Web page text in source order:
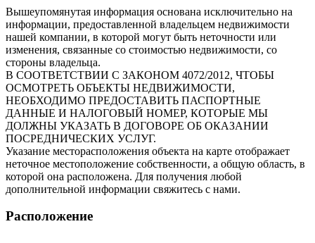
Вышеупомянутая информация основана исключительно на
информации, предоставленной владельцем недвижимости
нашей компании, в которой могут быть неточности или
изменения, связанные со стоимостью недвижимости, со
стороны владельца.
В СООТВЕТСТВИИ С ЗАКОНОМ 4072/2012, ЧТОБЫ
ОСМОТРЕТЬ ОБЪЕКТЫ НЕДВИЖИМОСТИ,
НЕОБХОДИМО ПРЕДОСТАВИТЬ ПАСПОРТНЫЕ
ДАННЫЕ И НАЛОГОВЫЙ НОМЕР, КОТОРЫЕ МЫ
ДОЛЖНЫ УКАЗАТЬ В ДОГОВОРЕ ОБ ОКАЗАНИИ
ПОСРЕДНИЧЕСКИХ УСЛУГ.
Указание месторасположения объекта на карте отображает
неточное местоположение собственности, а общую область, в
которой она расположена. Для получения любой
дополнительной информации свяжитесь с нами.
Расположение